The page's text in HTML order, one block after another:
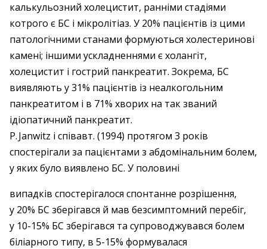
калькульозний холецистит, ранніми стадіями
котрого є БС і мікролітіаз. У 20% пацієнтів із цими
патологічними станами формуються холес­теринові
камені; іншими ускладненнями є холангіт,
холецистит і гострий панкреатит. Зокрема, БС
виявляють у 31% пацієнтів із неалкогольним
панкреатитом і в 71% хворих на так званий
ідіопатичний панкреатит.
P. Janwitz і співавт. (1994) протягом 3 років
спостерігали за пацієнтами з абдомінальним болем,
у яких було виявлено БС. У половині
випадків спостерігалося спонтанне розрішення,
у 20% БС зберігався й мав безсимп­томний перебіг,
у ­10-15% БС зберігався та супроводжувався болем
біліарного типу, в 5-15% формувалася